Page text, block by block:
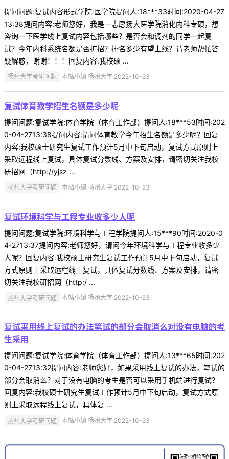
提问问题:复试内容形式学院:医学院提问人:18***33时间:2020-04-27
13:38提问内容:老师您好，我是一志愿扬大医学院消化内科专硕，想
咨询一下医学线上复试内容包括哪些？是否会和调剂的同学一起复
试？今年内科系统名额是否扩招？排名多少有望上线？请老师帮忙答
疑解惑，谢谢！！！回复内容:我校硕 ...
扬州大学考研问题 本站小编 扬州大学 2022-10-23
复试体育教学招生名额是多少呢
提问问题:复试学院:体育学院（体育工作部）提问人:18***53时间:202
0-04-2713:38提问内容:请问体育教学今年招生名额是多少呢？回复
内容:我校硕士研究生复试工作预计5月中下旬启动，复试方式原则上
采取远程线上复试，具体复试分数线、方案及安排，请密切关注我校
研招网（http://yjsz ...
扬州大学考研问题 本站小编 扬州大学 2022-10-23
复试环境科学与工程专业收多少人呢
提问问题:复试学院:环境科学与工程学院提问人:15***90时间:2020-0
4-2713:37提问内容:老师您好，请问今年环境科学与工程专业收多少
人呢？回复内容:我校硕士研究生复试工作预计5月中下旬启动，复试
方式原则上采取远程线上复试，具体复试分数线、方案及安排，请密
切关注我校研招网（http:/ ...
扬州大学考研问题 本站小编 扬州大学 2022-10-23
复试采用线上复试的办法笔试的部分会取消么对没有电脑的考
生采用
提问问题:复试学院:体育学院（体育工作部）提问人:13***65时间:202
0-04-2713:32提问内容:老师您好，如果采用线上复试的办法，笔试的
部分会取消么？对于没有电脑的考生是否可以采用手机端进行复试？
回复内容:我校硕士研究生复试工作预计5月中下旬启动，复试方式原
则上采取远程线上复试，具体复 ...
扬州大学考研问题 本站小编 扬州大学 2022-10-23